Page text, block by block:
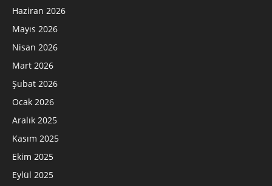
Haziran 2026
Mayıs 2026
Nisan 2026
Mart 2026
Şubat 2026
Ocak 2026
Aralık 2025
Kasım 2025
Ekim 2025
Eylül 2025